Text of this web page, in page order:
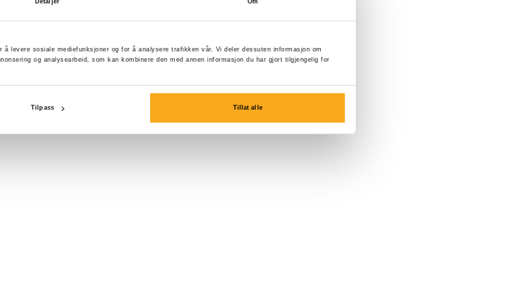
Detaljer Om
levere sosiale mediefunksjoner og for å analysere trafikken vår. Vi deler dessuten informasjon om
og analysearbeid, som kan kombinere den med annen informasjon du har gjort tilgjengelig for
Tilpass Tillat alle
Størrelse*